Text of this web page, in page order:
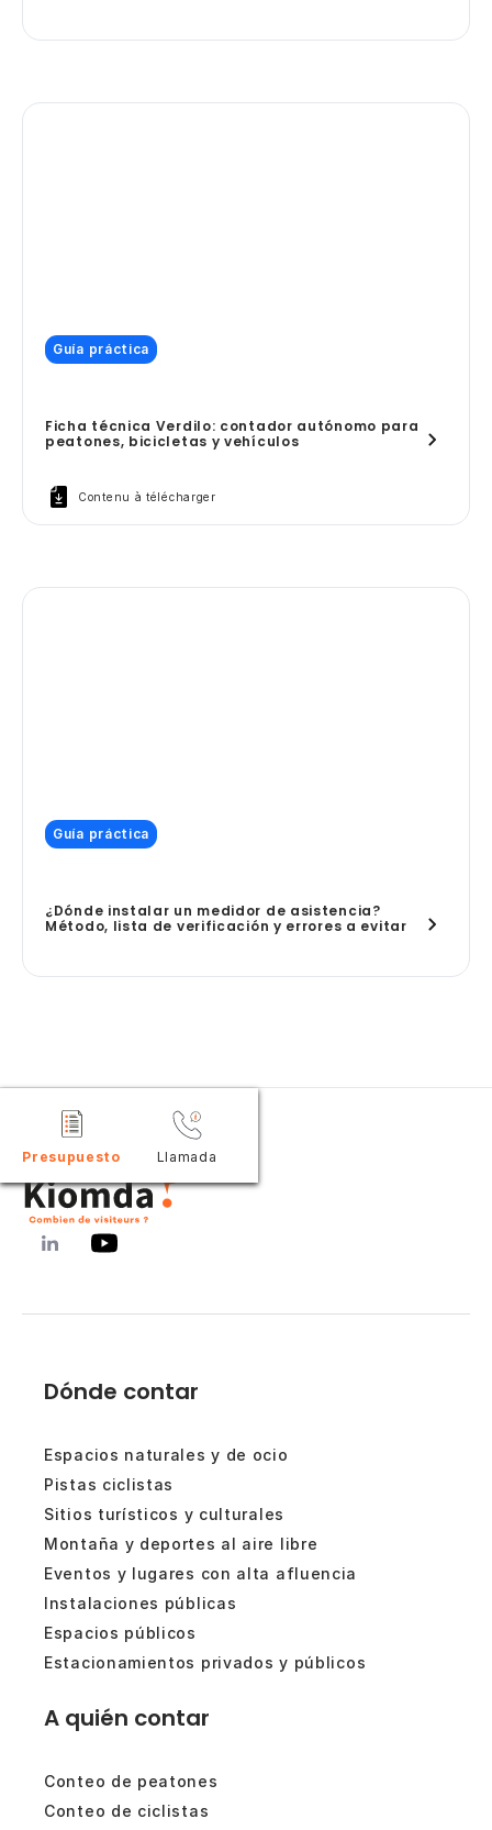
Guía práctica
Ficha técnica Verdilo: contador autónomo para
peatones, bicicletas y vehículos
Contenu à télécharger
Guía práctica
¿Dónde instalar un medidor de asistencia?
Método, lista de verificación y errores a evitar
Presupuesto Llamada
Dónde contar
Espacios naturales y de ocio
Pistas ciclistas
Sitios turísticos y culturales
Montaña y deportes al aire libre
Eventos y lugares con alta afluencia
Instalaciones públicas
Espacios públicos
Estacionamientos privados y públicos
A quién contar
Conteo de peatones
Conteo de ciclistas